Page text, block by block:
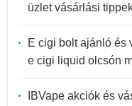
üzlet vásárlási
E cigi bolt ajánló és
e cigi liquid olcsón
IBVape akciók és